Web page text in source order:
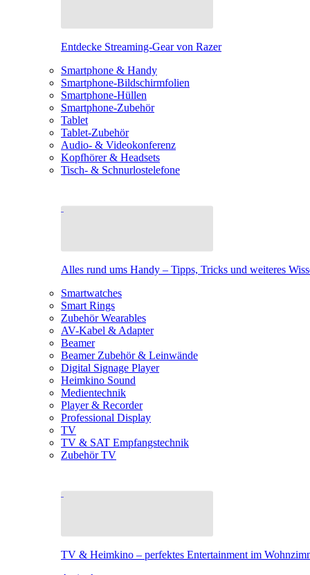
Entdecke Streaming-Gear von Razer
Smartphone & Handy
Smartphone-Bildschirmfolien
Smartphone-Hüllen
Smartphone-Zubehör
Tablet
Tablet-Zubehör
Audio- & Videokonferenz
Kopfhörer & Headsets
Tisch- & Schnurlostelefone
Alles rund ums Handy – Tipps, Tricks und weiteres
Smartwatches
Smart Rings
Zubehör Wearables
AV-Kabel & Adapter
Beamer
Beamer Zubehör & Leinwände
Digital Signage Player
Heimkino Sound
Medientechnik
Player & Recorder
Professional Display
TV
TV & SAT Empfangstechnik
Zubehör TV
TV & Heimkino – perfektes Entertainment im